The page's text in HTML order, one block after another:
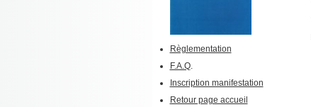
Règlementation
F.A.Q.
Inscription manifestation
Retour page accueil